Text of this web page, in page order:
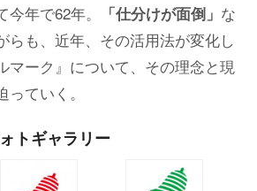
年で62年。
「仕分けが面倒」 な
らも、近年、その活用法が変化し
マーク』について、その理念と現
ていく。
トギャラリー